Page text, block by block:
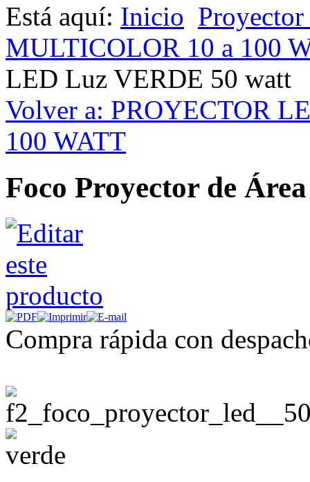
Está aquí: Inicio
MULTICOLOR 10 a 100
LED Luz VERDE 50 watt
Volver a: PROYECTOR
100 WATT
Foco Proyector de
Compra rápida con